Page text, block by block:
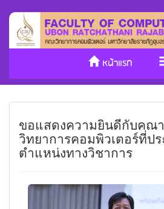
หน้าแรก
ประกันคุณภาพ
ขอแสดงความยินดีกับคณ
วิทยาการคอมพิวเตอร์ที่ป
ตำแหน่งทางวิชาการ